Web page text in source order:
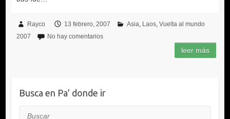
Rayco 13 febrero, 2007 Asia Laos Vuelta al mundo
2007
No hay comentarios
Busca en Pa’ donde ir
Buscar